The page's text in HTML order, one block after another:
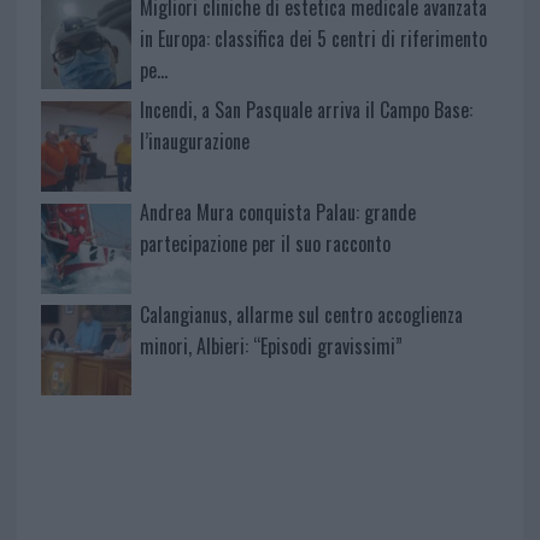
Migliori cliniche di estetica medicale avanzata
in Europa: classifica dei 5 centri di riferimento
pe…
Incendi, a San Pasquale arriva il Campo Base:
l’inaugurazione
Andrea Mura conquista Palau: grande
partecipazione per il suo racconto
Calangianus, allarme sul centro accoglienza
minori, Albieri: “Episodi gravissimi”